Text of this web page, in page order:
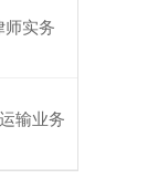
师实务
输业务